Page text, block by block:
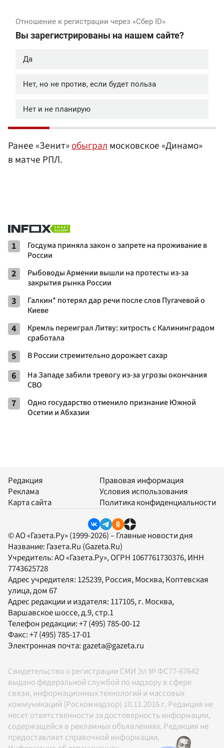
Ранее «Зенит»обыгралмосковское «Динамо»
в матче РПЛ.
1
Госдума приняла закон о запрете на проживание в
России
2
Рыбоводы Армении вышли на протесты из-за
закрытия рынка России
3
Галкин* потерял дар речи после слов Пугачевой о
Киеве
4
Кремль переиграл Литву: хитрость с Калининградом
сработала
5 В России стремительно дорожает сахар
6
На Западе забили тревогу из-за угрозы окончания
СВО
7
Одно государство отменило признание Южной
Осетии и Абхазии
Редакция
Реклама
Карта сайта
Правовая информация
Условия использования
Политика конфиденциальности
© АО «Газета.Ру» (1999-2026) – Главные новости дня
Название: Газета.Ru (Gazeta.Ru)
Учредитель:АО «Газета.Ру», ОГРН 1067761730376, ИНН
7743625728
Адрес учредителя: 125239, Россия, Москва, Коптевская
улица, дом 67
Адрес редакции и издателя: 117105, г. Москва,
Варшавское шоссе, д.9, стр.1
Телефон редакции:+7 (495) 785-00-12
Факс:+7 (495) 785-17-01
Электронная почта: gazeta@gazeta.ru
Свидетельство о регистрации СМИ Эл № ФС77-67642
выдано федеральной службой по надзору в сфере
связи, информационных технологий и массовых
коммуникаций (Роскомнадзор) 10.11.2016 г. Редакция не
несет ответственности за достоверность информации,
содержащейся в рекламных объявлениях. Редакция не
предоставляет справочной информации.